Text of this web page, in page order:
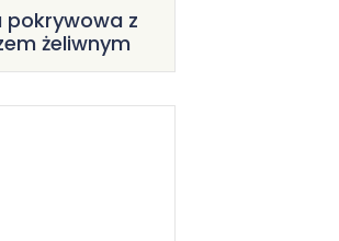
pokrywowa z
żeliwnym